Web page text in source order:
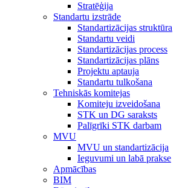
Stratēģija
Standartu izstrāde
Standartizācijas struktūra
Standartu veidi
Standartizācijas process
Standartizācijas plāns
Projektu aptauja
Standartu tulkošana
Tehniskās komitejas
Komiteju izveidošana
STK un DG saraksts
Palīgrīki STK darbam
MVU
MVU un standartizācija
Ieguvumi un labā prakse
Apmācības
BIM